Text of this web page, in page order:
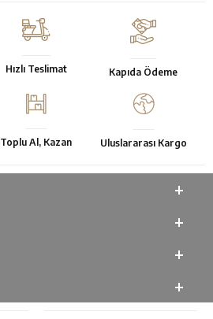
Hızlı Teslimat Kapıda Ödeme
Toplu Al, Kazan Uluslararası Kargo